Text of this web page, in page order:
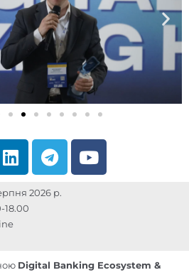
L
i
k
e
T
e
e
Y
o
2026 р.
18.00
Digital Banking Ecosystem &